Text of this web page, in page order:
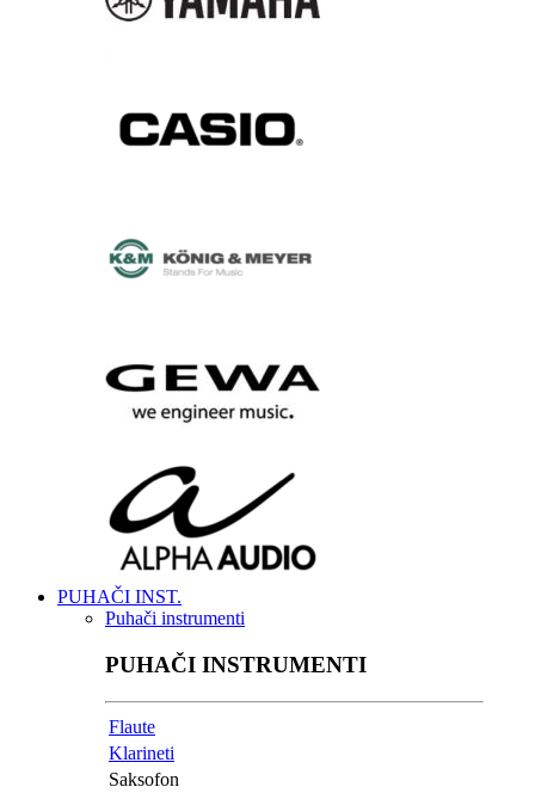
PUHAČI INST.
Puhači instrumenti
PUHAČI INSTRUMENTI
Flaute
Klarineti
Saksofon